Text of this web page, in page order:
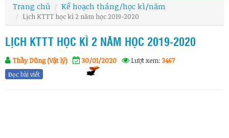
Trang chủ Kế hoạch tháng/học kì/năm
Lịch KTTT học kì 2 năm học 2019-2020
LỊCH KTTT HỌC KÌ 2 NĂM HỌC 2019-2020
Thầy Dũng (Vật lý) 30/01/2020 Lượt xem: 3467
Đọc bài viết